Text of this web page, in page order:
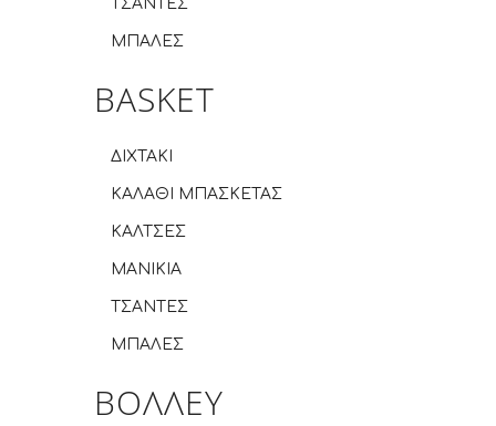
ΤΣΑΝΤΕΣ
ΜΠΑΛΕΣ
BASKET
ΔΙΧΤΑΚΙ
ΚΑΛΑΘΙ ΜΠΑΣΚΕΤΑΣ
ΚΑΛΤΣΕΣ
ΜΑΝΙΚΙΑ
ΤΣΑΝΤΕΣ
ΜΠΑΛΕΣ
ΒΟΛΛΕΥ